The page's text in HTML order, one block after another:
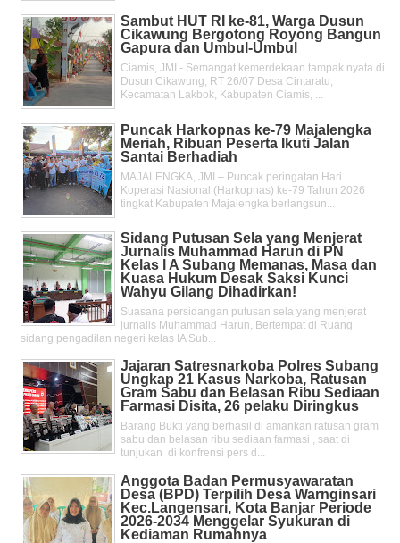
Sambut HUT RI ke-81, Warga Dusun
Cikawung Bergotong Royong Bangun
Gapura dan Umbul-Umbul
Ciamis, JMI - Semangat kemerdekaan tampak nyata di
Dusun Cikawung, RT 26/07 Desa Cintaratu,
Kecamatan Lakbok, Kabupaten Ciamis, ...
Puncak Harkopnas ke-79 Majalengka
Meriah, Ribuan Peserta Ikuti Jalan
Santai Berhadiah
MAJALENGKA, JMI – Puncak peringatan Hari
Koperasi Nasional (Harkopnas) ke-79 Tahun 2026
tingkat Kabupaten Majalengka berlangsun...
Sidang Putusan Sela yang Menjerat
Jurnalis Muhammad Harun di PN
Kelas l A Subang Memanas, Masa dan
Kuasa Hukum Desak Saksi Kunci
Wahyu Gilang Dihadirkan!
Suasana persidangan putusan sela yang menjerat
jurnalis Muhammad Harun, Bertempat di Ruang
sidang pengadilan negeri kelas IA Sub...
Jajaran Satresnarkoba Polres Subang
Ungkap 21 Kasus Narkoba, Ratusan
Gram Sabu dan Belasan Ribu Sediaan
Farmasi Disita, 26 pelaku Diringkus
Barang Bukti yang berhasil di amankan ratusan gram
sabu dan belasan ribu sediaan farmasi , saat di
tunjukan di konfrensi pers d...
Anggota Badan Permusyawaratan
Desa (BPD) Terpilih Desa Warnginsari
Kec.Langensari, Kota Banjar Periode
2026-2034 Menggelar Syukuran di
Kediaman Rumahnya